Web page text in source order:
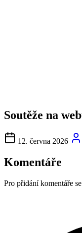
Soutěže na
12. června 2026
Komentáře
Pro přidání komentáře